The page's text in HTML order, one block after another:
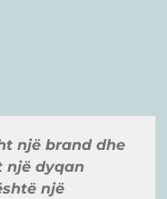
një brand dhe
një dyqan
shtë një